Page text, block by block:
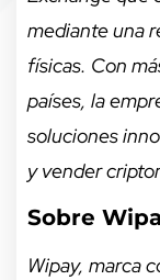
mediante una
físicas. Con
países, la
soluciones
y vender
Sobre
Wipay, marca